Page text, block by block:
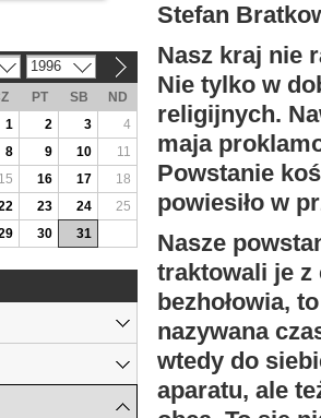
Stefan
Nasz kraj nie
Nie tylko w
religijnych.
maja
Powstanie
powiesiło w
Nasze
traktowali je z
bezhołowia,
nazywana
wtedy do
aparatu, ale
1996
PT SB
ND
1
2 3
4
8 9 10
11
15 16 17
18
23 24
25
30 31